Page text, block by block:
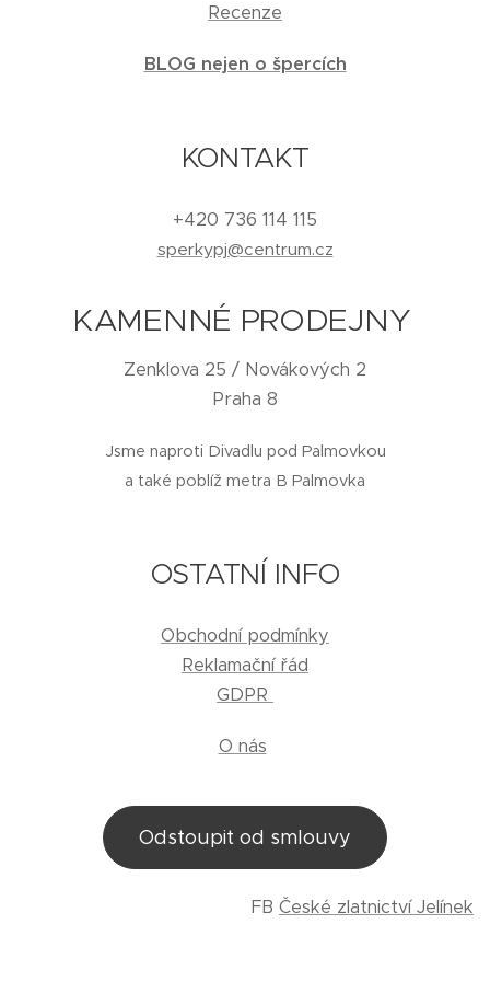
Recenze
BLOG nejen o špercích
KONTAKT
+420 736 114 115
sperkypj@centrum.cz
KAMENNÉ PRODEJNY
Zenklova 25 / Novákových 2
Praha 8
Jsme naproti Divadlu pod Palmovkou
a také poblíž metra B Palmovka
OSTATNÍ INFO
Obchodní podmínky
Reklamační řád
GDPR
O nás
Odstoupit od smlouvy
FB České zlatnictví Jelínek